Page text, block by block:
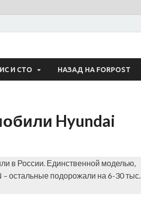
И СТО НАЗАД НА FORPOST
Hyundai
в России. Единственной моделью,
остальные подорожали на 6-30 тыс.